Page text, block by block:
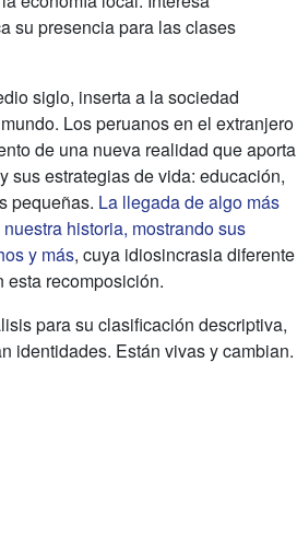
su presencia para las clases
siglo, inserta a la sociedad
Los peruanos en el extranjero
de una nueva realidad que aporta
sus estrategias de vida: educación,
pequeñas. La llegada de algo más
historia, mostrando sus
y más, cuya idiosincrasia diferente
esta recomposición.
para su clasificación descriptiva,
identidades. Están vivas y cambian.